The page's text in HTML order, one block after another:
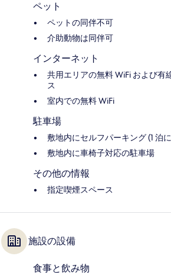
ペット
ペットの同伴不可
介助動物は同伴可
インターネット
共用エリアの無料 WiFi および有
ス
室内での無料 WiFi
駐車場
敷地内にセルフパーキング (1 泊
敷地内に車椅子対応の駐車場
その他の情報
指定喫煙スペース
施設の設備
食事と飲み物